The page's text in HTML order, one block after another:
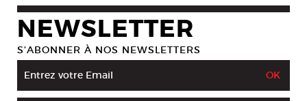
NEWSLETTER
S’ABONNER À NOS NEWSLETTERS